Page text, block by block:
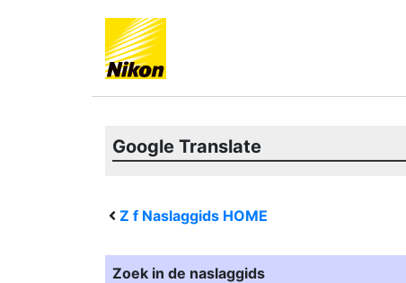
Google Translate
Z f Naslaggids HOME
Zoek in de naslaggids